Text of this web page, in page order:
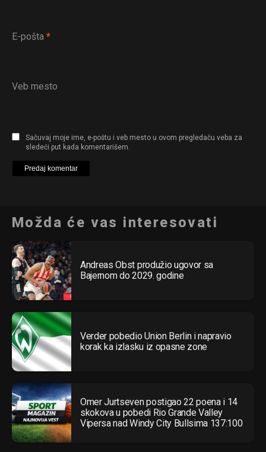
E-pošta *
Veb mesto
Sačuvaj moje ime, e-poštu i veb mesto u ovom pregledaču veba za
sledeći put kada komentarišem.
Možda će vas interesovati
Andreas Obst produžio ugovor sa
Bajernom do 2029. godine
Verder pobedio Union Berlin i napravio
korak ka izlasku iz opasne zone
Omer Jurtseven postigao 22 poena i 14
skokova u pobedi Rio Grande Valley
Vipersa nad Windy City Bullsima 137:100
Flipboard
Email